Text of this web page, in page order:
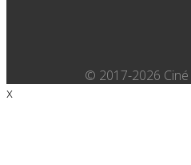
© 2017-2026
x